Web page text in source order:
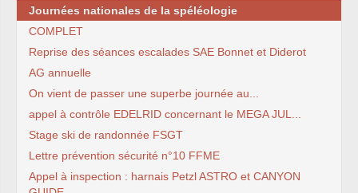
Journées nationales de la spéléologie
COMPLET
Reprise des séances escalades SAE Bonnet et Diderot
AG annuelle
On vient de passer une superbe journée au...
appel à contrôle EDELRID concernant le MEGA JUL...
Stage ski de randonnée FSGT
Lettre prévention sécurité n°10 FFME
Appel à inspection : harnais Petzl ASTRO et CANYON